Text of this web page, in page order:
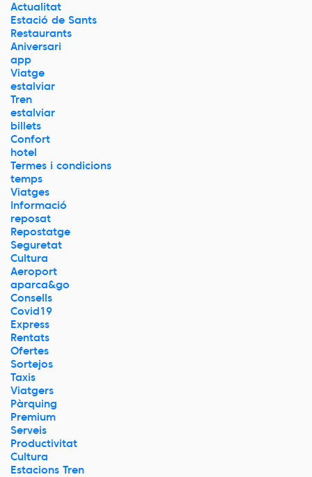
Actualitat
Estació de Sants
Restaurants
Aniversari
app
Viatge
estalviar
Tren
estalviar
billets
Confort
hotel
Termes i condicions
temps
Viatges
Informació
reposat
Repostatge
Seguretat
Cultura
Aeroport
aparca&go
Consells
Covid19
Express
Rentats
Ofertes
Sortejos
Taxis
Viatgers
Pàrquing
Premium
Serveis
Productivitat
Cultura
Estacions Tren